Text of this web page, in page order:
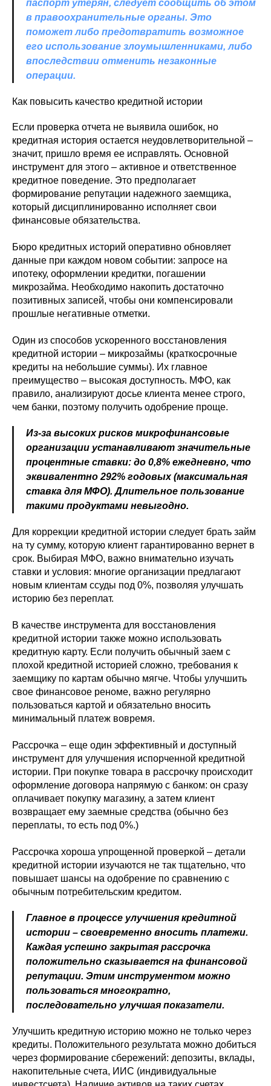
паспорт утерян, следует сообщить об этом
в правоохранительные органы. Это
поможет либо предотвратить возможное
его использование злоумышленниками, либо
впоследствии отменить незаконные
операции.
Как повысить качество кредитной истории
Если проверка отчета не выявила ошибок, но
кредитная история остается неудовлетворительной –
значит, пришло время ее исправлять. Основной
инструмент для этого – активное и ответственное
кредитное поведение. Это предполагает
формирование репутации надежного заемщика,
который дисциплинированно исполняет свои
финансовые обязательства.
Бюро кредитных историй оперативно обновляет
данные при каждом новом событии: запросе на
ипотеку, оформлении кредитки, погашении
микрозайма. Необходимо накопить достаточно
позитивных записей, чтобы они компенсировали
прошлые негативные отметки.
Один из способов ускоренного восстановления
кредитной истории – микрозаймы (краткосрочные
кредиты на небольшие суммы). Их главное
преимущество – высокая доступность. МФО, как
правило, анализируют досье клиента менее строго,
чем банки, поэтому получить одобрение проще.
Из-за высоких рисков микрофинансовые
организации устанавливают значительные
процентные ставки: до 0,8% ежедневно, что
эквивалентно 292% годовых (максимальная
ставка для МФО). Длительное пользование
такими продуктами невыгодно.
Для коррекции кредитной истории следует брать займ
на ту сумму, которую клиент гарантированно вернет в
срок. Выбирая МФО, важно внимательно изучать
ставки и условия: многие организации предлагают
новым клиентам ссуды под 0%, позволяя улучшать
историю без переплат.
В качестве инструмента для восстановления
кредитной истории также можно использовать
кредитную карту. Если получить обычный заем с
плохой кредитной историей сложно, требования к
заемщику по картам обычно мягче. Чтобы улучшить
свое финансовое реноме, важно регулярно
пользоваться картой и обязательно вносить
минимальный платеж вовремя.
Рассрочка – еще один эффективный и доступный
инструмент для улучшения испорченной кредитной
истории. При покупке товара в рассрочку происходит
оформление договора напрямую с банком: он сразу
оплачивает покупку магазину, а затем клиент
возвращает ему заемные средства (обычно без
переплаты, то есть под 0%.)
Рассрочка хороша упрощенной проверкой – детали
кредитной истории изучаются не так тщательно, что
повышает шансы на одобрение по сравнению с
обычным потребительским кредитом.
Главное в процессе улучшения кредитной
истории – своевременно вносить платежи.
Каждая успешно закрытая рассрочка
положительно сказывается на финансовой
репутации. Этим инструментом можно
пользоваться многократно,
последовательно улучшая показатели.
Улучшить кредитную историю можно не только через
кредиты. Положительного результата можно добиться
через формирование сбережений: депозиты, вклады,
накопительные счета, ИИС (индивидуальные